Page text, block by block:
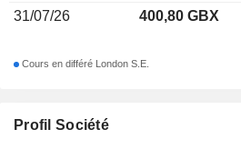
Profil Société
31/07/26
400,80 GBX
Cours en différé London S.E.